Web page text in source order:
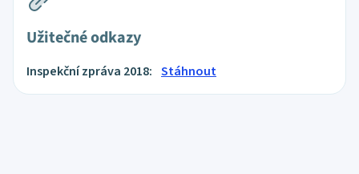
Užitečné odkazy
Inspekční zpráva 2018: Stáhnout